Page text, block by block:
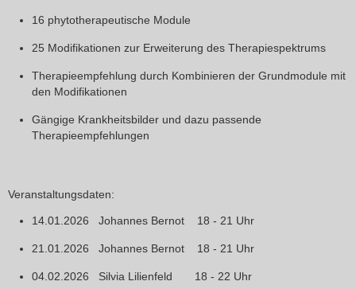
16 phytotherapeutische Module
25 Modifikationen zur Erweiterung des Therapiespektrums
Therapieempfehlung durch Kombinieren der Grundmodule mit
den Modifikationen
Gängige Krankheitsbilder und dazu passende
Therapieempfehlungen
Veranstaltungsdaten:
14.01.2026 Johannes Bernot 18 - 21 Uhr
21.01.2026 Johannes Bernot 18 - 21 Uhr
04.02.2026 Silvia Lilienfeld 18 - 22 Uhr